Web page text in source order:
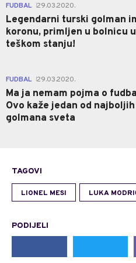
FUDBAL 29.03.2020.
Legendarni turski golman
koronu, primljen u bolnicu u
teškom stanju!
FUDBAL 29.03.2020.
Ma ja nemam pojma o
Ovo kaže jedan od najboljih
golmana sveta
TAGOVI
LIONEL MESI LUKA
PODIJELI